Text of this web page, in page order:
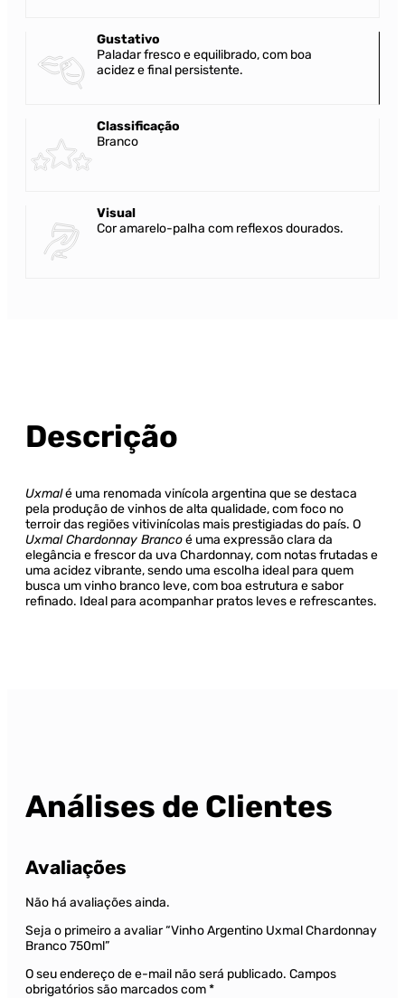
Gustativo
Paladar fresco e equilibrado, com boa
acidez e final persistente.
Classificação
Branco
Visual
Cor amarelo-palha com reflexos dourados.
Descrição
Uxmalé uma renomada vinícola argentina que se destaca
pela produção de vinhos de alta qualidade, com foco no
terroir das regiões vitivinícolas mais prestigiadas do país. O
Uxmal Chardonnay Brancoé uma expressão clara da
elegância e frescor da uva Chardonnay, com notas frutadas e
uma acidez vibrante, sendo uma escolha ideal para quem
busca um vinho branco leve, com boa estrutura e sabor
refinado. Ideal para acompanhar pratos leves e refrescantes.
Análises de Clientes
Avaliações
Não há avaliações ainda.
Seja o primeiro a avaliar “Vinho Argentino Uxmal Chardonnay
Branco 750ml”
O seu endereço de e-mail não será publicado. Campos
obrigatórios são marcados com*